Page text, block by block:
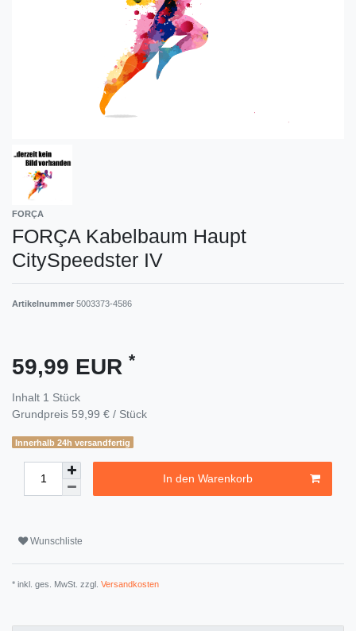
FORÇA
FORÇA Kabelbaum Haupt
CitySpeedster IV
Artikelnummer 5003373-4586
59,99 EUR *
Inhalt 1 Stück
Grundpreis 59,99 € / Stück
Innerhalb 24h versandfertig
In den Warenkorb
Wunschliste
* inkl. ges. MwSt. zzgl. Versandkosten